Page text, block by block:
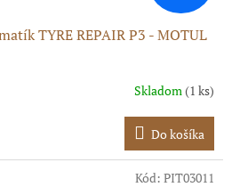
TYRE REPAIR P3 - MOTUL
Skladom(1 ks)
Do košíka
Kód: PIT03011